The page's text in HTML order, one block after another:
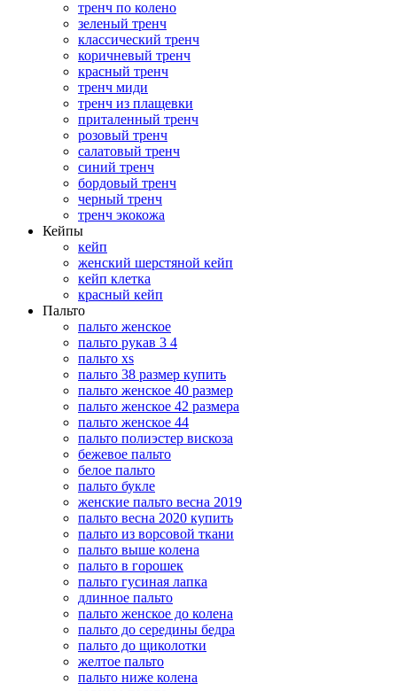
тренч по колено
зеленый тренч
классический тренч
коричневый тренч
красный тренч
тренч миди
тренч из плащевки
приталенный тренч
розовый тренч
салатовый тренч
синий тренч
бордовый тренч
черный тренч
тренч экокожа
Кейпы
кейп
женский шерстяной кейп
кейп клетка
красный кейп
Пальто
пальто женское
пальто рукав 3 4
пальто xs
пальто 38 размер купить
пальто женское 40 размер
пальто женское 42 размера
пальто женское 44
пальто полиэстер вискоза
бежевое пальто
белое пальто
пальто букле
женские пальто весна 2019
пальто весна 2020 купить
пальто из ворсовой ткани
пальто выше колена
пальто в горошек
пальто гусиная лапка
длинное пальто
пальто женское до колена
пальто до середины бедра
пальто до щиколотки
желтое пальто
пальто ниже колена